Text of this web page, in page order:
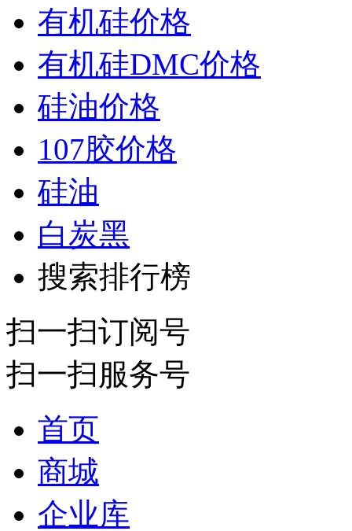
有机硅价格
有机硅DMC价格
硅油价格
107胶价格
硅油
白炭黑
搜索排行榜
扫一扫订阅号
扫一扫服务号
首页
商城
企业库